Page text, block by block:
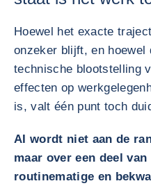
Hoewel het exacte
onzeker blijft, en hoewel
technische blootstelling
effecten op
is, valt één punt toch
AI wordt niet aan de
maar over een deel
routinematige en